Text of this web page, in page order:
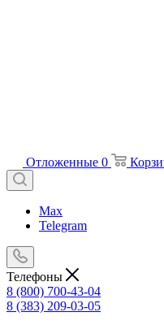
Отложенные 0
Max
Telegram
Телефоны
8 (800) 700-43-04
8 (383) 209-03-05